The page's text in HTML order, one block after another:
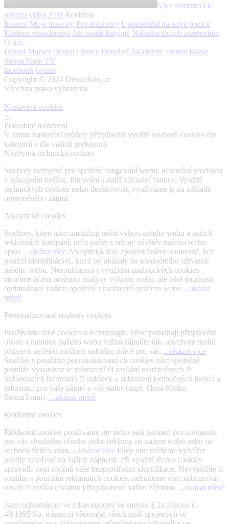
Více informací k
obsahu videa ZDEReklama
Inzerce Moje inzeráty Pro inzerenty Upozornění na nové pozice
Kariérní poradenství Jak portál funguje Nabídka služeb inzerentům
O nás
Dental Market Dental Choice Dentální Akademie Dental Bazar
StomaTeam TV
facebook twitter
Copyright © 2024 DentalJobs.cz
Všechna práva vyhrazena
Nastavení cookies
×
Podrobné nastavení
V tomto nastavení můžete přizpůsobit využití souborů cookies dle
kategorií a dle vašich preferencí.
Nezbytná technická cookies
Soubory nezbytné pro správné fungování webu, uchování produktu
v nákupním košíku, filtrování a další základní funkce. Využití
technických cookies nelze deaktivovat, využíváme je na základě
oprávněného zájmu.
Analytické cookies
Soubory, které nám umožňují měřit výkon našeho webu a našich
reklamních kampaní, určit počet a zdroje návštěv našeho webu
apod. ...ukázat více Analytická data zpracováváme souhrnně, bez
použití identifikátorů, které by ukázaly na konkrétního uživatele
našeho webu. Nesouhlasem s využitím analytických cookies
ztrácíme zčásti možnost analýzy výkonu webu, ale také možnosti
optimalizace našich opatření a nastavení systému webu ...ukázat
méně
Personalizované soubory cookies
Používáme také cookies a technologie, které pomáhají přizpůsobit
obsah a nabídku našeho webu vašim zájmům tak, abychom mohli
připravit nejlepší možnou nabídku právě pro vás. ...ukázat více
Souhlas s použitím personalizovaných cookies nám společně
pomůže vyvarovat se zobrazení či zasílání neužitečných či
nežádoucích informací či nabídek a zobrazení jedinečných funkcí a
informací pro vaše zájmy a váš status (např. člena Klubu
StomaTeam). ...ukázat méně
Reklamní cookies
Reklamní cookies používáme my nebo naši partneři pro zobrazení
pro vás vhodného obsahu nebo reklamy na našem webu nebo na
webech třetích stran. ...ukázat více Díky nim můžeme vytvářet
profily založené na vašich zájmech. Při využití těchto cookies
zpravidla není možná vaše bezprostřední identifikace. Nevyjádříte-li
souhlas s použitím reklamních cookies, nebudeme vám zobrazovat
obsah či zasílat reklamu přizpůsobené vašim zájmům. ...ukázat méně
Jsem odborníkem ve zdravotnictví ve smyslu § 2a zákona č.
40/1995 Sb. a jsem si vědom(a) všech rizik spojených se